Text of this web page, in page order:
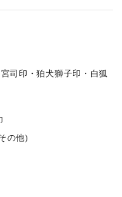
司印・狛犬獅子印・白狐
の他)